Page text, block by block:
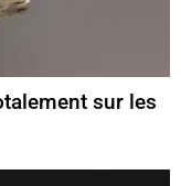
sur les